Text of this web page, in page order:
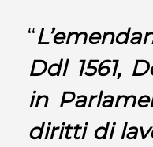
“
Ddl 1561,
in
diritti di